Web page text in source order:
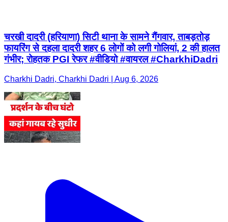
चरखी दादरी (हरियाणा) सिटी थाना के सामने गैंगवार, ताबड़तोड़
फायरिंग से दहला दादरी शहर 6 लोगों को लगी गोलियां, 2 की हालत
गंभीर; रोहतक PGI रेफर #वीडियो #वायरल #CharkhiDadri
Charkhi Dadri, Charkhi Dadri | Aug 6, 2026